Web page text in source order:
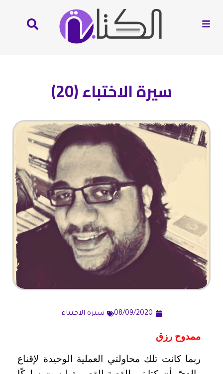
سيرة الاختباء (20)
08/09/2020 سيرة الاختباء
ممدوح رزق
ربما كانت تلك محاولتي العملية الوحيدة لإقناع